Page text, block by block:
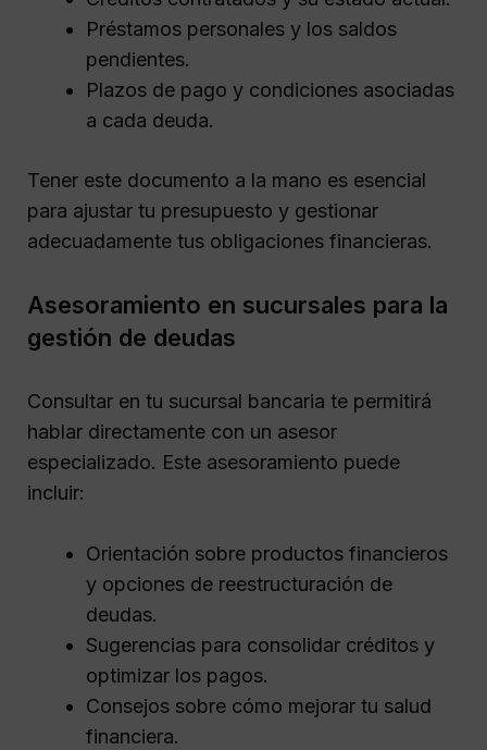
Préstamos personales y los saldos
pendientes.
Plazos de pago y condiciones asociadas
a cada deuda.
Tener este documento a la mano es esencial
para ajustar tu presupuesto y gestionar
adecuadamente tus obligaciones financieras.
Asesoramiento en sucursales para la
gestión de deudas
Consultar en tu sucursal bancaria te permitirá
hablar directamente con un asesor
especializado. Este asesoramiento puede
incluir:
Orientación sobre productos financieros
y opciones de reestructuración de
deudas.
Sugerencias para consolidar créditos y
optimizar los pagos.
Consejos sobre cómo mejorar tu salud
financiera.